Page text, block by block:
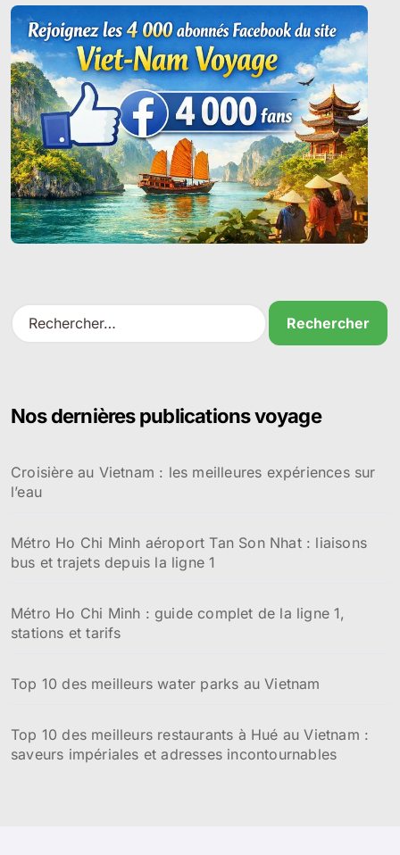
R
e
r
e
r
Nos dernières publications voyage
Croisière au Vietnam : les meilleures expériences sur
l’eau
Métro Ho Chi Minh aéroport Tan Son Nhat : liaisons
bus et trajets depuis la ligne 1
Métro Ho Chi Minh : guide complet de la ligne 1,
stations et tarifs
Top 10 des meilleurs water parks au Vietnam
Top 10 des meilleurs restaurants à Hué au Vietnam :
saveurs impériales et adresses incontournables